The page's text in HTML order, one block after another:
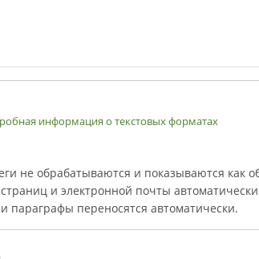
информация о текстовых форматах
не обрабатываются и показываются как
и электронной почты
параграфы переносятся автоматически.